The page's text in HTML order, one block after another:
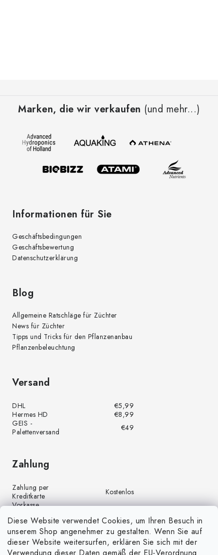
Diese Website verwendet Cookies, um Ihren Besuch in
unserem Shop angenehmer zu gestalten. Wenn Sie auf
dieser Website weitersurfen, erklären Sie sich mit der
Marken, die wir verkaufen (und mehr...)
Informationen für Sie
Geschäftsbedingungen
Geschäftsbewertung
Datenschutzerklärung
Blog
Allgemeine Ratschläge für Züchter
News für Züchter
Tipps und Tricks für den Pflanzenanbau
Pflanzenbeleuchtung
Versand
DHL
€5,99
Hermes HD
€8,99
GEIS -
Palettenversand
€49
Zahlung
Zahlung per
Kreditkarte
Kostenlos
Vorkasse
Zahlung per PayPal
Kostenlos
Nachnahme
€4,00